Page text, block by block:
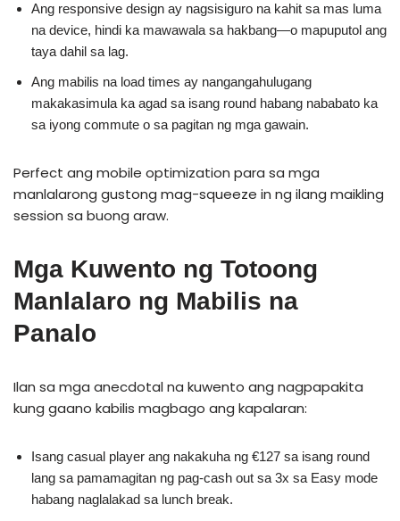
Ang responsive design ay nagsisiguro na kahit sa mas luma
na device, hindi ka mawawala sa hakbang—o mapuputol ang
taya dahil sa lag.
Ang mabilis na load times ay nangangahulugang
makakasimula ka agad sa isang round habang nababato ka
sa iyong commute o sa pagitan ng mga gawain.
Perfect ang mobile optimization para sa mga
manlalarong gustong mag-squeeze in ng ilang maikling
session sa buong araw.
Mga Kuwento ng Totoong
Manlalaro ng Mabilis na
Panalo
Ilan sa mga anecdotal na kuwento ang nagpapakita
kung gaano kabilis magbago ang kapalaran:
Isang casual player ang nakakuha ng €127 sa isang round
lang sa pamamagitan ng pag-cash out sa 3x sa Easy mode
habang naglalakad sa lunch break.